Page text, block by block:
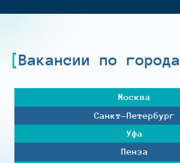
Вакансии по
Москва
Санкт-Петербург
Уфа
Пенза